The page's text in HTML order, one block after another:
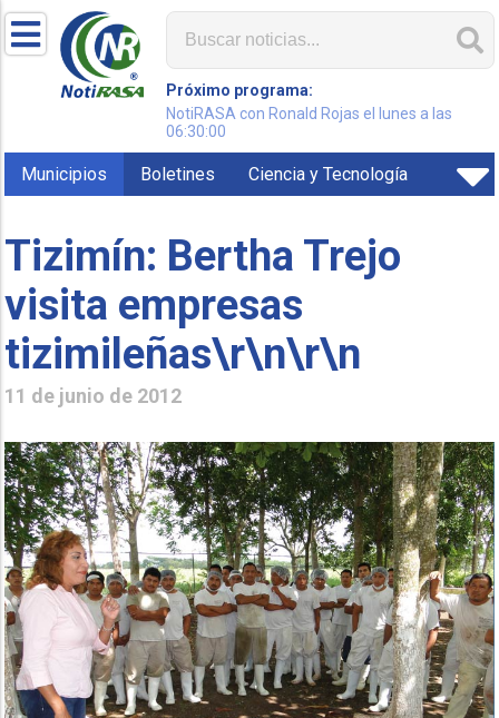
Próximo programa:
NotiRASA con Ronald Rojas el lunes a las
06:30:00
Municipios Boletines Ciencia y Tecnología
Tizimín: Bertha Trejo
visita empresas
tizimileñas\r\n\r\n
11 de junio de 2012